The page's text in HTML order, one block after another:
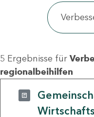
5 Ergebnisse für
regionalbeihilfen